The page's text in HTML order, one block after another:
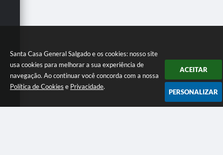
Santa Casa General Salgado e os cookies: nosso site
usa cookies para melhorar a sua experiência de
navegação. Ao continuar você concorda com a nossa
Política de Cookies e Privacidade.
ACEITAR
PERSONALIZAR